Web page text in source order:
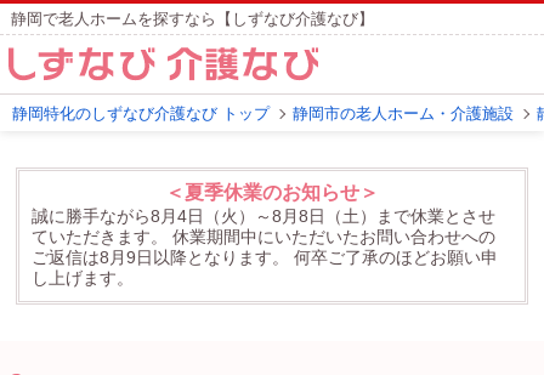
静岡で老人ホームを探すなら【しずなび介護なび】
静岡特化のしずなび介護なび トップ 静岡市の老人ホーム・介護施設
＜夏季休業のお知らせ＞
誠に勝手ながら8月4日（火）～8月8日（土）まで休業とさせ
ていただきます。
休業期間中にいただいたお問い合わせへの
ご返信は8月9日以降となります。
何卒ご了承のほどお願い申
し上げます。